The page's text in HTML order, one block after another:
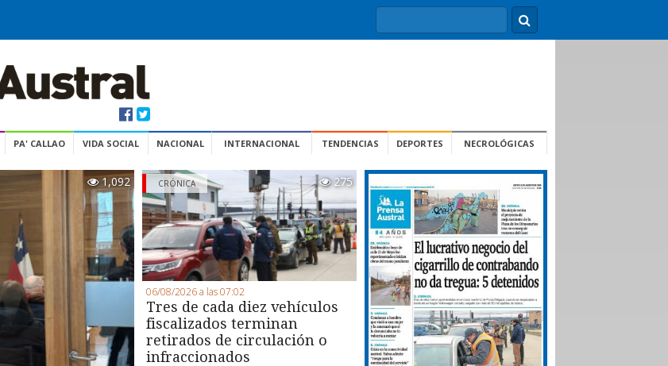
PA' CALLAO VIDA SOCIAL NACIONAL INTERNACIONAL TENDENCIAS DEPORTES NECROLÓGICAS
1,092 CRÓNICA 275
06/08/2026 a las 07:02
Tres de cada diez vehículos
fiscalizados terminan
retirados de circulación o
infraccionados